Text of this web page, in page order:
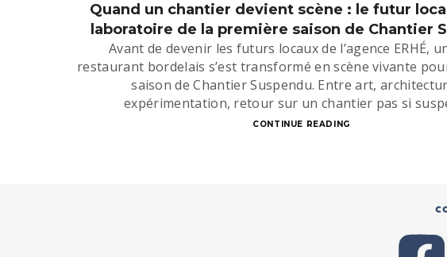
Quand un chantier devient scène : le futur local
laboratoire de la première saison de Chantier
Avant de devenir les futurs locaux de l’agence ERHÉ,
restaurant bordelais s’est transformé en scène vivante
saison de Chantier Suspendu. Entre art,
expérimentation, retour sur un chantier pas si
CONTINUE READING